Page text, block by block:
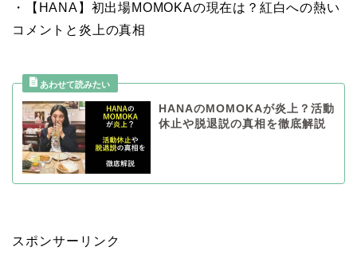
・【HANA】初出場MOMOKAの現在は？紅白への熱い
コメントと炎上の真相
HANAのMOMOKAが炎上？活動
休止や脱退説の真相を徹底解説
スポンサーリンク